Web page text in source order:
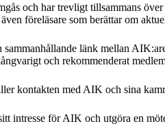
och har trevligt tillsammans
föreläsare som berättar om
länk mellan
och rekommenderat
kontakten med AIK och sina
intresse för AIK och utgöra en